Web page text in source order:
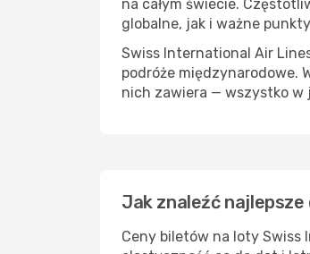
na całym świecie.
globalne, jak i ważne
Swiss International Air
podróże międzynarodowe.
nich zawiera — wszystko w
Jak znaleźć
Ceny biletów na loty Swiss